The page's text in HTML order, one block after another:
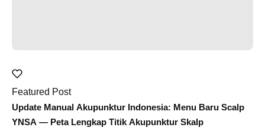
Featured Post
Update Manual Akupunktur Indonesia: Menu Baru Scalp
YNSA — Peta Lengkap Titik Akupunktur Skalp